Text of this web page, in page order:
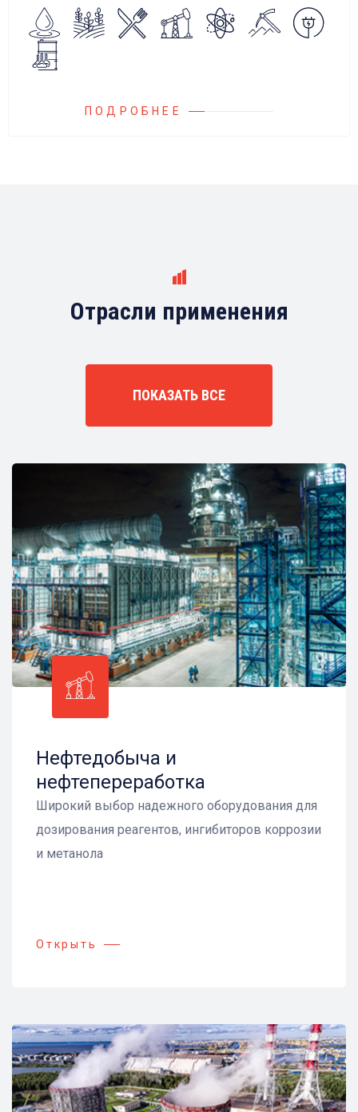
Блок управления Ареоматик совместим с
любыми насосами российских и
иностранных производителей.
ПОДРОБНЕЕ
Отрасли применения
ПОКАЗАТЬ ВСЕ
Нефтедобыча и
нефтепереработка
Широкий выбор надежного оборудования для
дозирования реагентов, ингибиторов коррозии
и метанола
Открыть